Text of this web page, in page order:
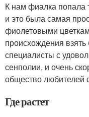
К нам фиалка попала
и это была самая
фиолетовыми
происхождения
специалисты с
сенполии, и очень
общество любителей
Где растет